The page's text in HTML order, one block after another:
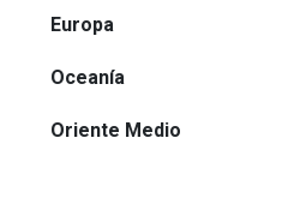
Europa
Oceanía
Oriente Medio